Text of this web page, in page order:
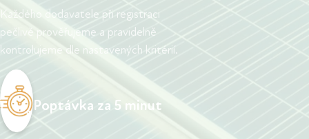
Každého dodavatele při registraci
pečlivě prověřujeme a pravidelně
kontrolujeme dle nastavených kritérií.
Poptávka za 5 minut